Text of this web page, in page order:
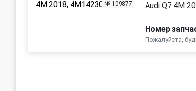
№ 109877 Audi Q7 4M
Номер
Пожалуйста,